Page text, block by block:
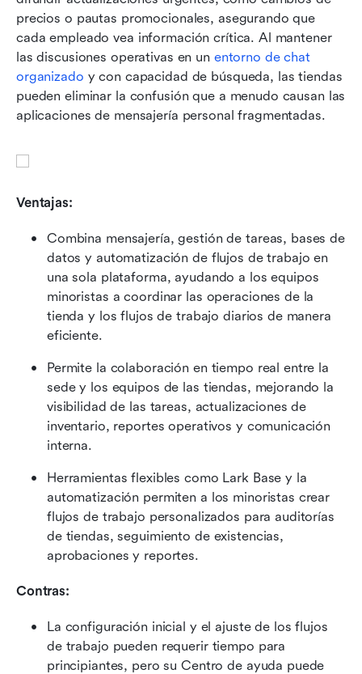
precios o pautas promocionales, asegurando que
cada empleado vea información crítica. Al mantener
las discusiones operativas en un entorno de chat
organizado y con capacidad de búsqueda, las tiendas
pueden eliminar la confusión que a menudo causan las
aplicaciones de mensajería personal fragmentadas.
Ventajas:
Combina mensajería, gestión de tareas, bases de
datos y automatización de flujos de trabajo en
una sola plataforma, ayudando a los equipos
minoristas a coordinar las operaciones de la
tienda y los flujos de trabajo diarios de manera
eficiente.
Permite la colaboración en tiempo real entre la
sede y los equipos de las tiendas, mejorando la
visibilidad de las tareas, actualizaciones de
inventario, reportes operativos y comunicación
interna.
Herramientas flexibles como Lark Base y la
automatización permiten a los minoristas crear
flujos de trabajo personalizados para auditorías
de tiendas, seguimiento de existencias,
aprobaciones y reportes.
Contras:
La configuración inicial y el ajuste de los flujos
de trabajo pueden requerir tiempo para
principiantes, pero su Centro de ayuda puede